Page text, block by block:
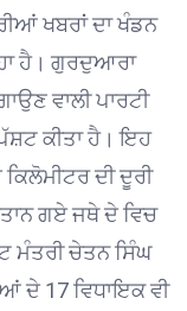
ਖਬਰਾਂ ਦਾ ਖੰਡਨ
ਹੈ। ਗੁਰਦੁਆਰਾ
ਵਾਲੀ ਪਾਰਟੀ
ਕੀਤਾ ਹੈ। ਇਹ
ਦੀ ਦੂਰੀ
ਗਏ ਜਥੇ ਦੇ ਵਿਚ
ਮੰਤਰੀ ਚੇਤਨ ਸਿੰਘ
ਦੇ 17 ਵਿਧਾਇਕ ਵੀ